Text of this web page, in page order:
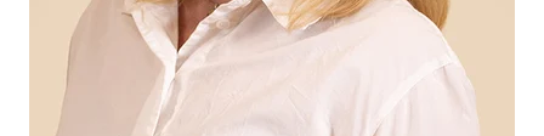
Ta kontakt